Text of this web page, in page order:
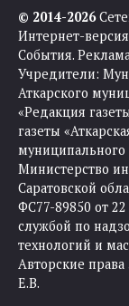
© 2014-2026
Интернет-
События.
Учредители:
Аткарского
«Редакция
газеты
муниципального
Министерство
Саратовской
ФС77-89850 от
службой по
технологий и
Авторские
Е.В.